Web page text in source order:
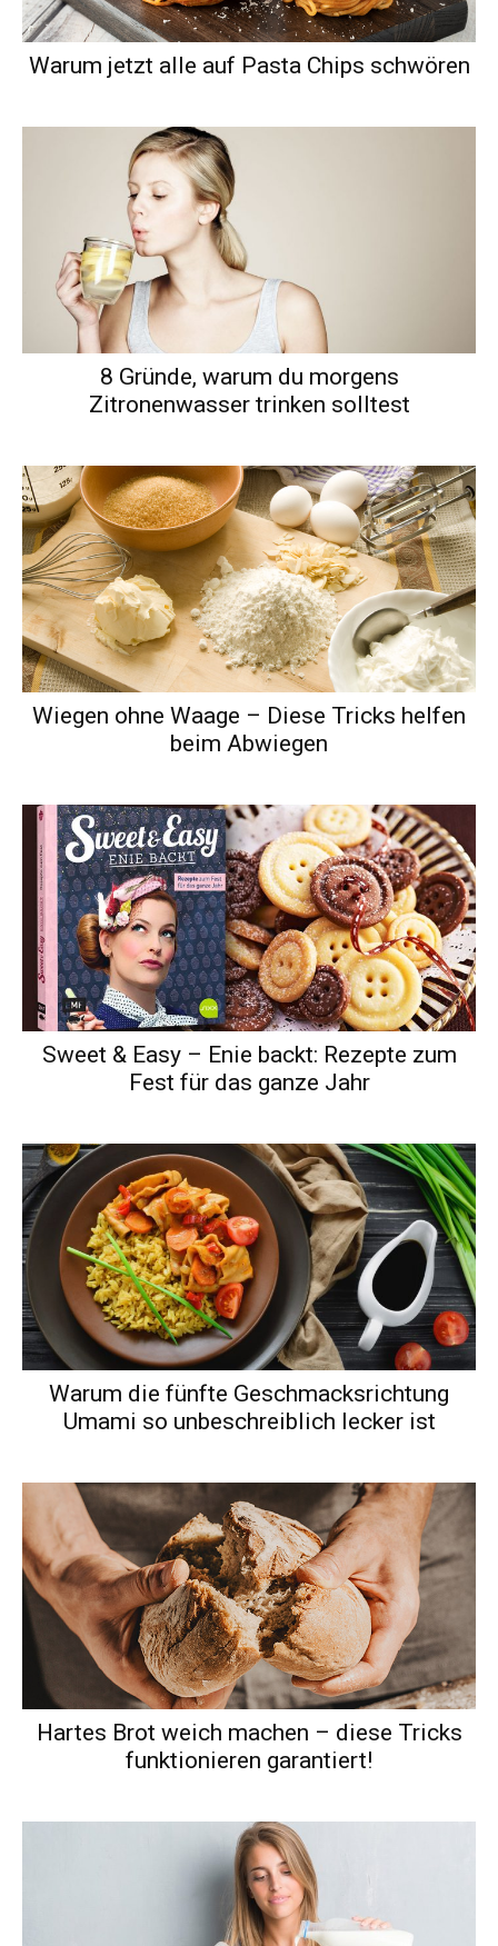
Warum jetzt alle auf Pasta Chips schwören
8 Gründe, warum du morgens
Zitronenwasser trinken solltest
Wiegen ohne Waage – Diese Tricks helfen
beim Abwiegen
Sweet & Easy – Enie backt: Rezepte zum
Fest für das ganze Jahr
Warum die fünfte Geschmacksrichtung
Umami so unbeschreiblich lecker ist
Hartes Brot weich machen – diese Tricks
funktionieren garantiert!